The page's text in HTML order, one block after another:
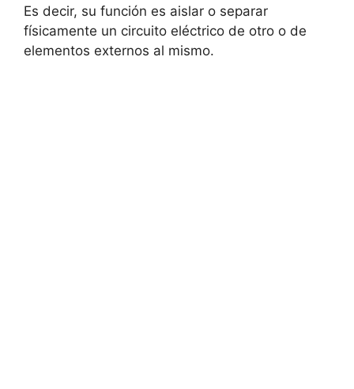
Es decir, su función es aislar o separar
físicamente un circuito eléctrico de otro o de
elementos externos al mismo.